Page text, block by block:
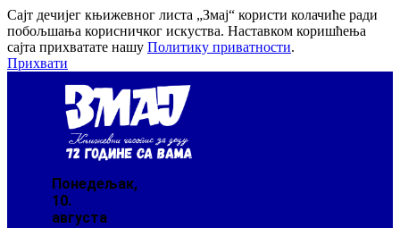
Сајт дечијег књижевног листа „Змај“ користи колачиће ради
побољшања корисничког искуства. Наставком коришћења
сајта прихватате нашу Политику приватности.
Прихвати
Понедељак,
10.
августа